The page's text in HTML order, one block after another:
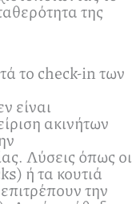
της
το check-in των
είναι
ακινήτων
Λύσεις όπως οι
ή τα κουτιά
την